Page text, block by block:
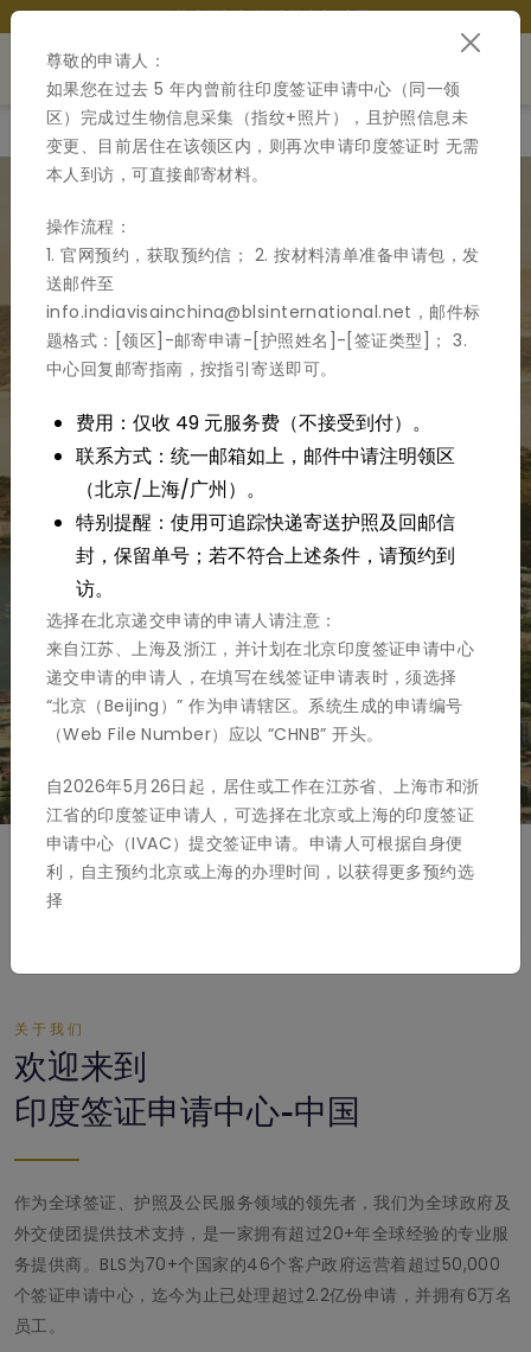
欢迎来到印度签证申请中心-中国
主页 关于我们 如何申请签证 签证申请程序 签证费
签证申请流程
欢迎访问印度中国签证申请中心官方网站。您可在位于北
京、上海及广州的印度签证申请中心递交签证申请。
尊敬的申请人：
如果您在过去 5 年内曾前往印度签证申请中心（同一领
区）完成过生物信息采集（指纹+照片），且护照信息未
变更、目前居住在该领区内，则再次申请印度签证时 无需
本人到访，可直接邮寄材料。
操作流程：
1. 官网预约，获取预约信； 2. 按材料清单准备申请包，发
送邮件至
info.indiavisainchina@blsinternational.net，邮件标
题格式：[领区]-邮寄申请-[护照姓名]-[签证类型]； 3.
中心回复邮寄指南，按指引寄送即可。
费用：仅收 49 元服务费（不接受到付）。
联系方式：统一邮箱如上，邮件中请注明领区
（北京/上海/广州）。
特别提醒：使用可追踪快递寄送护照及回邮信
封，保留单号；若不符合上述条件，请预约到
访。
选择在北京递交申请的申请人请注意：
来自江苏、上海及浙江，并计划在北京印度签证申请中心
递交申请的申请人，在填写在线签证申请表时，须选择
“北京（Beijing）” 作为申请辖区。系统生成的申请编号
（Web File Number）应以 “CHNB” 开头。
自2026年5月26日起，居住或工作在江苏省、上海市和浙
江省的印度签证申请人，可选择在北京或上海的印度签证
申请中心（IVAC）提交签证申请。申请人可根据自身便
利，自主预约北京或上海的办理时间，以获得更多预约选
择
关于我们
欢迎来到
印度签证申请中心-中国
作为全球签证、护照及公民服务领域的领先者，我们为全球政府及
外交使团提供技术支持，是一家拥有超过20+年全球经验的专业服
务提供商。BLS为70+个国家的46个客户政府运营着超过50,000
个签证申请中心，迄今为止已处理超过2.2亿份申请，并拥有6万名
员工。